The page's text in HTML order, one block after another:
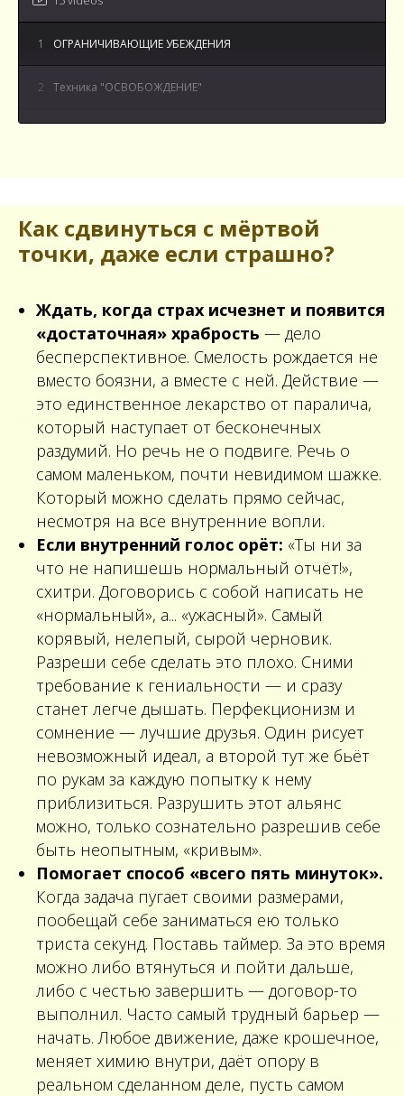
1 ОГРАНИЧИВАЮЩИЕ УБЕЖДЕНИЯ
2 Техника "ОСВОБОЖДЕНИЕ"
5 ВОПРОС - ОТВЕТ Как реагировать на
манипуляции?
лучше, чем я. Как быть?
7
ВОПРОС - ОТВЕТ «Чувствую внутренний раскол и
тревогу, что делать?»
8
ВОПРОС - ОТВЕТ Я чувствую упадок сил, или у
меня совсем нет энергии
в паре?»
10 ВОПРОС - ОТВЕТ КАК ОТПУСТИТЬ ЧЕЛОВЕКА?
11 Стыд и его влияние
12 Как выйти из состояния внутреннего подавления
13 Как мы откладываем свою жизнь
15 Эмоции в нашей жизни
Как сдвинуться с мёртвой
точки, даже если страшно?
Ждать, когда страх исчезнет и появится
«достаточная» храбрость — дело
бесперспективное. Смелость рождается не
вместо боязни, а вместе с ней. Действие —
это единственное лекарство от паралича,
который наступает от бесконечных
раздумий. Но речь не о подвиге. Речь о
самом маленьком, почти невидимом шажке.
Который можно сделать прямо сейчас,
несмотря на все внутренние вопли.
Если внутренний голос орёт: «Ты ни за
что не напишешь нормальный отчёт!»,
схитри. Договорись с собой написать не
«нормальный», а... «ужасный». Самый
корявый, нелепый, сырой черновик.
Разреши себе сделать это плохо. Сними
требование к гениальности — и сразу
станет легче дышать. Перфекционизм и
сомнение — лучшие друзья. Один рисует
невозможный идеал, а второй тут же бьёт
по рукам за каждую попытку к нему
приблизиться. Разрушить этот альянс
можно, только сознательно разрешив себе
быть неопытным, «кривым».
Помогает способ «всего пять минуток».
Когда задача пугает своими размерами,
пообещай себе заниматься ею только
триста секунд. Поставь таймер. За это время
можно либо втянуться и пойти дальше,
либо с честью завершить — договор-то
выполнил. Часто самый трудный барьер —
начать. Любое движение, даже крошечное,
меняет химию внутри, даёт опору в
реальном сделанном деле, пусть самом